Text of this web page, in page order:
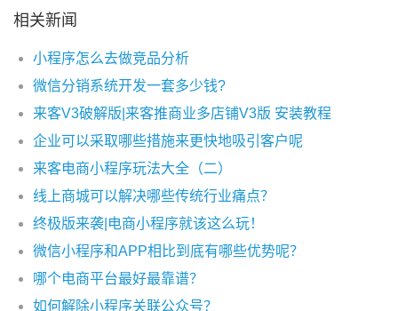
相关新闻
小程序怎么去做竞品分析
微信分销系统开发一套多少钱?
来客V3破解版|来客推商业多店铺V3版 安装教程
企业可以采取哪些措施来更快地吸引客户呢
来客电商小程序玩法大全（二）
线上商城可以解决哪些传统行业痛点？
终极版来袭|电商小程序就该这么玩！
微信小程序和APP相比到底有哪些优势呢？
哪个电商平台最好最靠谱？
如何解除小程序关联公众号？